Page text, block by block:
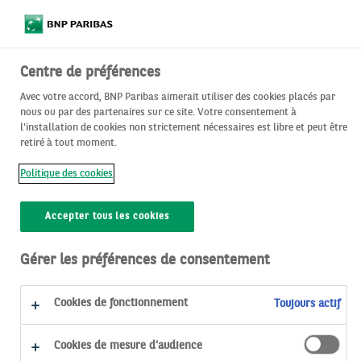
Outils et Services
Découvrez nos services digitaux
​​​​​Notices de protection des
données personnelles​
Centre de préférences
Avec votre accord, BNP Paribas aimerait utiliser des cookies placés par
nous ou par des partenaires sur ce site. Votre consentement à
l'installation de cookies non strictement nécessaires est libre et peut être
retiré à tout moment.
Politique des cookies
Accepter tous les cookies
Gérer les préférences de consentement
Cookies de fonctionnement Toujours actif
Cookies de mesure d’audience